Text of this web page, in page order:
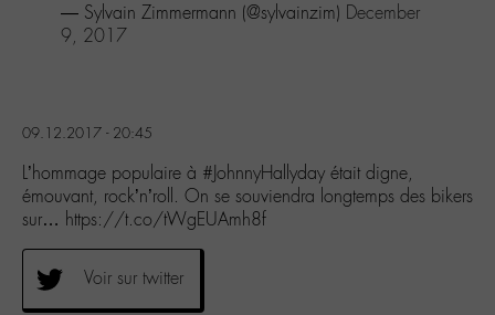
recherche
— Sylvain Zimmermann (@sylvainzim) December
9, 2017
09.12.2017 - 20:45
L’hommage populaire à #JohnnyHallyday était digne,
émouvant, rock’n’roll. On se souviendra longtemps des bikers
sur… https://t.co/tWgEUAmh8f
Voir sur twitter